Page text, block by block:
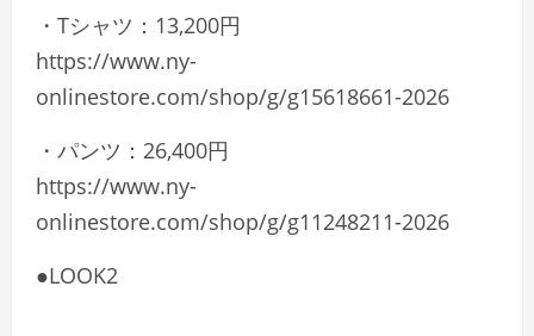
・Tシャツ：13,200円
https://www.ny-
onlinestore.com/shop/g/g15618661-2026
・パンツ：26,400円
https://www.ny-
onlinestore.com/shop/g/g11248211-2026
●LOOK2